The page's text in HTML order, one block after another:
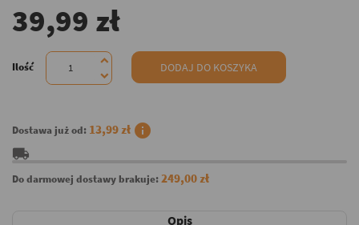
39,99 zł
Ilość DODAJ DO KOSZYKA
Dostawa już od: 13,99 zł info
local_shipping
Do darmowej dostawy brakuje:249,00 zł
Opis